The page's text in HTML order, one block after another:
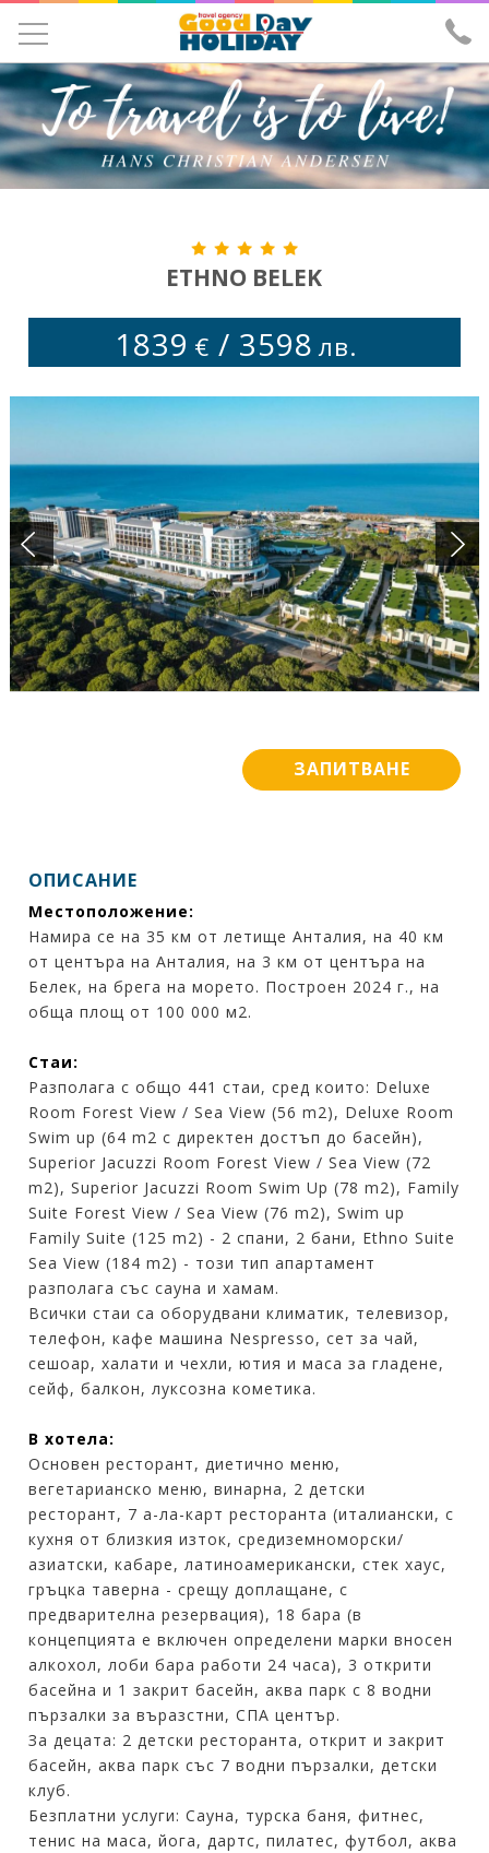
УЧЕНИЧЕСКИ ЕКСКУРЗИИ
ЕКСКУРЗИИ
ПОЧИВКИ
САМОЛЕТНИ БИЛЕТИ
ИЗПРАТИ ЗАПИТВАНЕ
ПОДАРЪЧЕН ВАУЧЕР
БАНКОВИ СМЕТКИ
ИСКАМ ДА НАУЧА ПОВЕЧЕ ....
КОНТАКТИ
ETHNO BELEK
1839 € / 3598 лв.
ЗАПИТВАНЕ
ОПИСАНИЕ
Местоположение:
Намира се на 35 км от летище Анталия, на 40 км
от центъра на Анталия, на 3 км от центъра на
Белек, на брега на морето. Построен 2024 г., на
обща площ от 100 000 м2.
Стаи:
Разполага с общо 441 стаи, сред които: Deluxe
Room Forest View / Sea View (56 m2), Deluxe Room
Swim up (64 m2 с директен достъп до басейн),
Superior Jacuzzi Room Forest View / Sea View (72
m2), Superior Jacuzzi Room Swim Up (78 m2), Family
Suite Forest View / Sea View (76 m2), Swim up
Family Suite (125 m2) - 2 спани, 2 бани, Ethno Suite
Sea View (184 m2) - този тип апартамент
разполага със сауна и хамам.
Всички стаи са оборудвани климатик, телевизор,
телефон, кафе машина Nespresso, сет за чай,
сешоар, халати и чехли, ютия и маса за гладене,
сейф, балкон, луксозна кометика.
В хотела:
Основен ресторант, диетично меню,
вегетарианско меню, винарна, 2 детски
ресторант, 7 а-ла-карт ресторанта (италиански, с
кухня от близкия изток, средиземноморски/
азиатски, кабаре, латиноамерикански, стек хаус,
гръцка таверна - срещу доплащане, с
предварителна резервация), 18 бара (в
концепцията е включен определени марки вносен
алкохол, лоби бара работи 24 часа), 3 открити
басейна и 1 закрит басейн, аква парк с 8 водни
пързалки за въразстни, СПА център.
За децата: 2 детски ресторанта, открит и закрит
басейн, аква парк със 7 водни пързалки, детски
клуб.
Безплатни услуги: Сауна, турска баня, фитнес,
тенис на маса, йога, дартс, пилатес, футбол, аква